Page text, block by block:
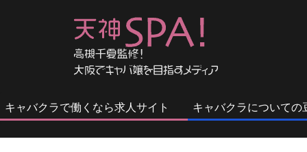
キャバクラで働くなら求人サイト キャバクラについての